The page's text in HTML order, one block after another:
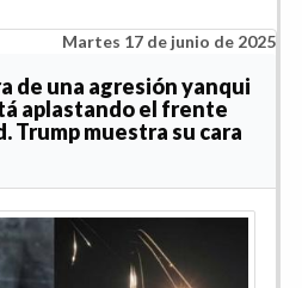
Martes 17 de junio de 2025
de una agresión yanqui
aplastando el frente
Trump muestra su cara